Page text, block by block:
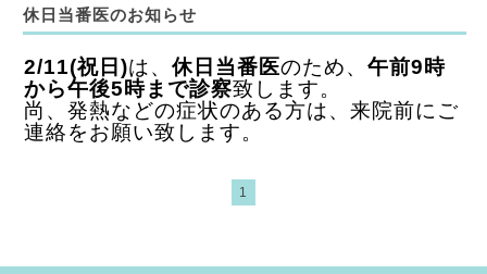
休日当番医のお知らせ
2/11(祝日)は、 休日当番医のため、 午前9時
から午後5時まで診察致します。
尚、発熱などの症状のある方は、来院前にご
連絡をお願い致します。
1